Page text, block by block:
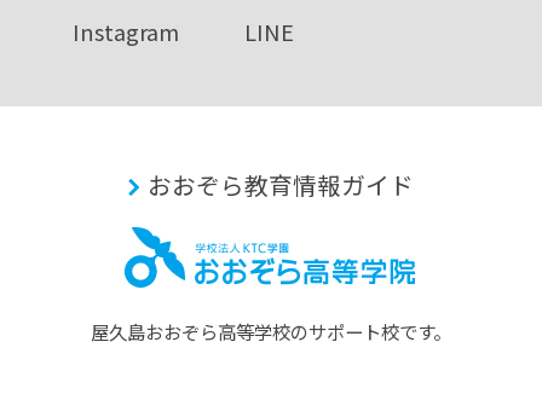
Instagram LINE
おおぞら教育情報ガイド
屋久島おおぞら⾼等学校のサポート校です。